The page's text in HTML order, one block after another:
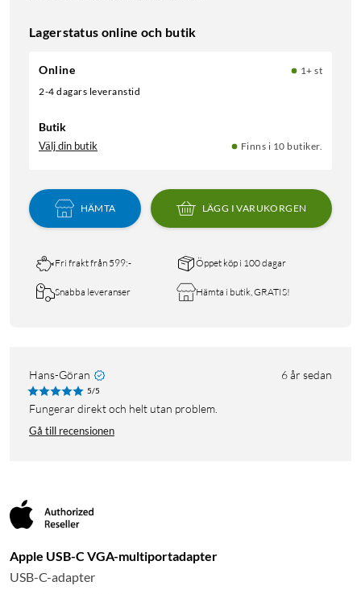
Lagerstatus online och butik
Online
1+ st
2-4 dagars leveranstid
Butik
Välj din butik Finns i 10 butiker.
HÄMTA LÄGG I VARUKORGEN
Fri frakt från 599:- Öppet köp i 100 dagar
Snabba leveranser Hämta i butik, GRATIS!
Hans-Göran 6 år sedan
5/5
Fungerar direkt och helt utan problem.
Gå till recensionen
Apple USB-C VGA-multiportadapter
USB-C-adapter